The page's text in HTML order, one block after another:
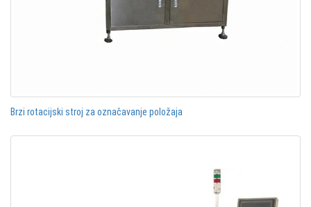
Brzi rotacijski stroj za označavanje položaja